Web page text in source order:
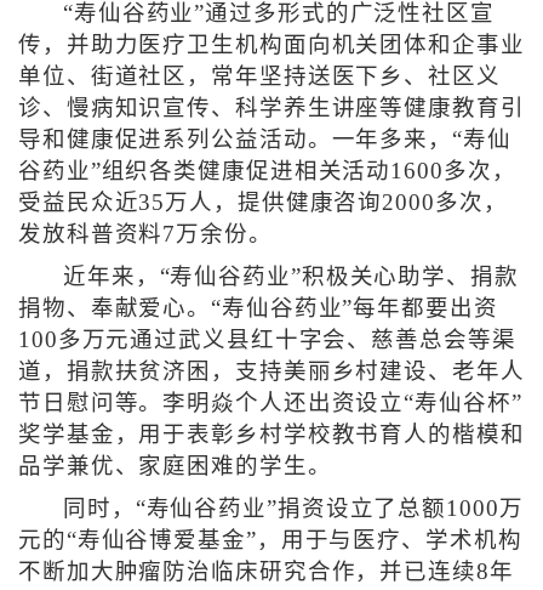
“寿仙谷药业”通过多形式的广泛性社区宣
传，并助力医疗卫生机构面向机关团体和企事业
单位、街道社区，常年坚持送医下乡、社区义
诊、慢病知识宣传、科学养生讲座等健康教育引
导和健康促进系列公益活动。一年多来，“寿仙
谷药业”组织各类健康促进相关活动1600多次，
受益民众近35万人，提供健康咨询2000多次，
发放科普资料7万余份。
近年来，“寿仙谷药业”积极关心助学、捐款
捐物、奉献爱心。“寿仙谷药业”每年都要出资
100多万元通过武义县红十字会、慈善总会等渠
道，捐款扶贫济困，支持美丽乡村建设、老年人
节日慰问等。李明焱个人还出资设立“寿仙谷杯”
奖学基金，用于表彰乡村学校教书育人的楷模和
品学兼优、家庭困难的学生。
同时，“寿仙谷药业”捐资设立了总额1000万
元的“寿仙谷博爱基金”，用于与医疗、学术机构
不断加大肿瘤防治临床研究合作，并已连续8年